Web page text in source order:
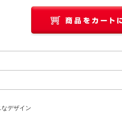
デザイン